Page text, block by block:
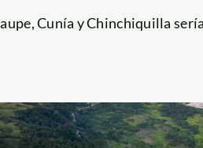
Cunía y Chinchiquilla